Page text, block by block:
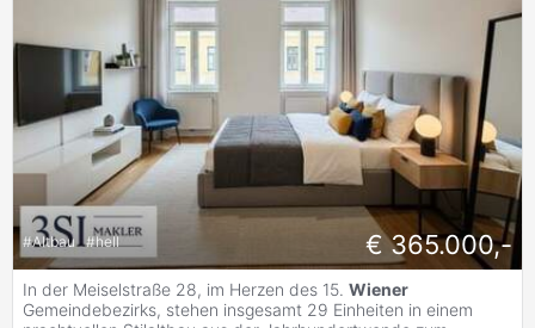
#Altbau #hell € 365.000,-
In der Meiselstraße 28, im Herzen des 15. Wiener
Gemeindebezirks, stehen insgesamt 29 Einheiten in einem